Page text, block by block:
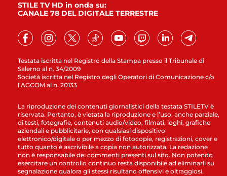
Testata iscritta nel Registro della Stampa presso il Tribunale di
Salerno al n. 34/2009
Società iscritta nel Registro degli Operatori di Comunicazione c/o
l’AGCOM al n. 20133
STILE TV HD in onda su:
CANALE 78 DEL DIGITALE TERRESTRE
La riproduzione dei contenuti giornalistici della testata STILETV è
riservata. Pertanto, è vietata la riproduzione e l’uso, anche parziale,
di testi, fotografie, contenuti audio/video, filmati, loghi, grafiche
aziendali e pubblicitarie, con qualsiasi dispositivo
elettronico/digitale o per mezzo di fotocopie, registrazioni, cover e
tutto quanto è ascrivibile a copia non autorizzata. La redazione
non è responsabile dei commenti presenti sul sito. Non potendo
esercitare un controllo continuo resta disponibile ad eliminarli su
segnalazione qualora gli stessi risultano offensivi e oltraggiosi.